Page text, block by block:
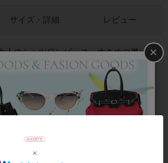
人のシャツワンピース。大きめの襟は
とした印象を与えてくれます。
サイズ・詳細 レビュー
×